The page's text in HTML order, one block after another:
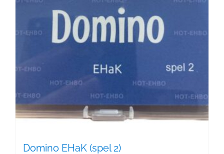
Domino EHaK (spel 2)